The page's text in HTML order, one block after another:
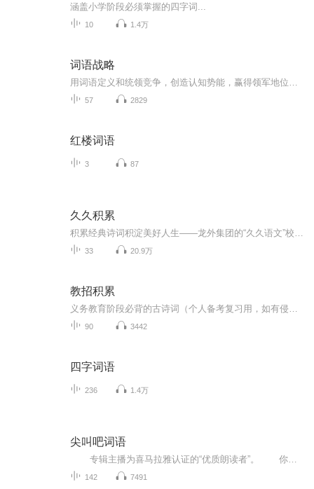
涵盖小学阶段必须掌握的四字词...
10 1.4万
词语战略
57 2829
红楼词语
3 87
久久积累
33 20.9万
教招积累
90 3442
四字词语
236 1.4万
尖叫吧词语
142 7491